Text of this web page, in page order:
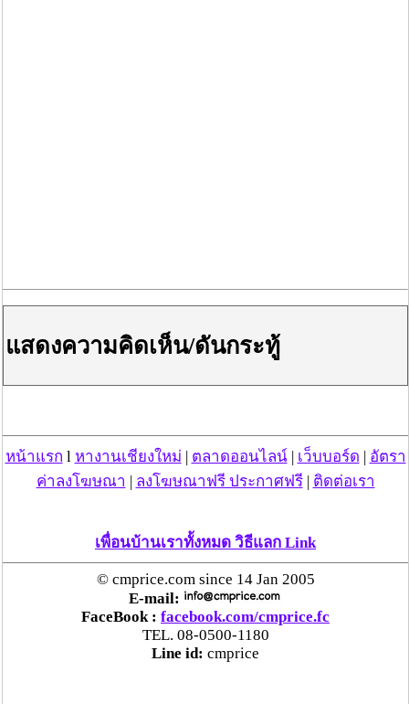
หวิดสูญเงินเกือบสองแสน โชคดีรู้ตัวเร็ว! รีบแจ้งตร.
ประสาน สตช.สายด่วน 1441 อายัดบัญชี-ตามเงินได้
คืนครบ
ตร.สภ.เมืองลำพูน ยึดยาบ้ากว่า 700 เม็ด หลังชาว
บ้านแจ้งพบถุงพลาสติกพันเทปสีดำต้องสงสัยในสวน
แม่สะเรียง ลุยตรวจ “สกุชชี่“ ของเล่นอันตราย พบไร้
มาตรฐานเสี่ยงอันตราย สั่งห้ามขาย-เตือนภัยผู้
แสดงความคิดเห็น/ดันกระทู้
หน้าแรก l หางานเชียงใหม่ | ตลาดออนไลน์| เว็บบอร์ด | อัตรา
ค่าลงโฆษณา | ลงโฆษณาฟรี ประกาศฟรี| ติดต่อเรา
เพื่อนบ้านเราทั้งหมด วิธีแลก Link
© cmprice.com since 14 Jan 2005
E-mail:
FaceBook : facebook.com/cmprice.fc
TEL. 08-0500-1180
Line id: cmprice